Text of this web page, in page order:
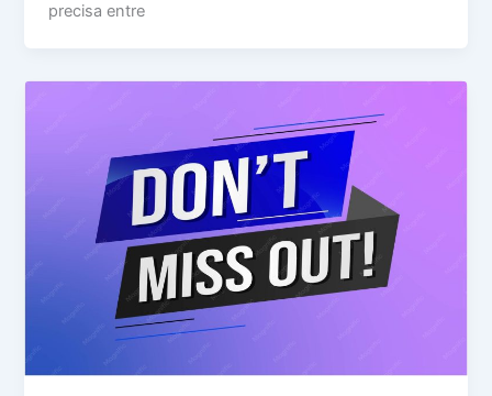
precisa entre